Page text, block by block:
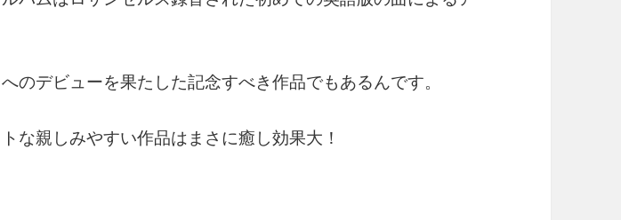
のデビューを果たした記念すべき作品でもあるんです。
な親しみやすい作品はまさに癒し効果大！